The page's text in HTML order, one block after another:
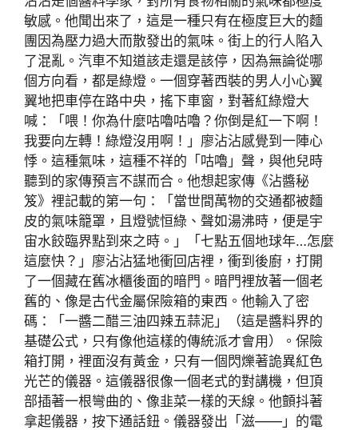
敏感。他聞出來了，這是一種只有在極度巨大的麵
團因為壓力過大而散發出的氣味。街上的行人陷入
了混亂。汽車不知道該走還是該停，因為無論從哪
個方向看，都是綠燈。一個穿著西裝的男人小心翼
翼地把車停在路中央，搖下車窗，對著紅綠燈大
喊：「喂！你為什麼咕嚕咕嚕？你倒是紅一下啊！
我要向左轉！綠燈沒用啊！」廖沾沾感覺到一陣心
悸。這種氣味，這種不祥的「咕嚕」聲，與他兒時
聽到的家傳預言不謀而合。他想起家傳《沾醬秘
笈》裡記載的第一句：「當世間萬物的交通都被麵
皮的氣味籠罩，且燈號恒綠、聲如湯沸時，便是宇
宙水餃臨界點到來之時。」「七點五個地球年…怎麼
這麼快？」廖沾沾猛地衝回店裡，衝到後廚，打開
了一個藏在舊冰櫃後面的暗門。暗門裡放著一個老
舊的、像是古代金屬保險箱的東西。他輸入了密
碼：「一醬二醋三油四辣五蒜泥」（這是醬料界的
基礎公式，只有像他這樣的傳統派才會用）。保險
箱打開，裡面沒有黃金，只有一個閃爍著詭異紅色
光芒的儀器。這儀器很像一個老式的對講機，但頂
部插著一根彎曲的、像韭菜一樣的天線。他顫抖著
拿起儀器，按下通話鈕。儀器發出「滋——」的電